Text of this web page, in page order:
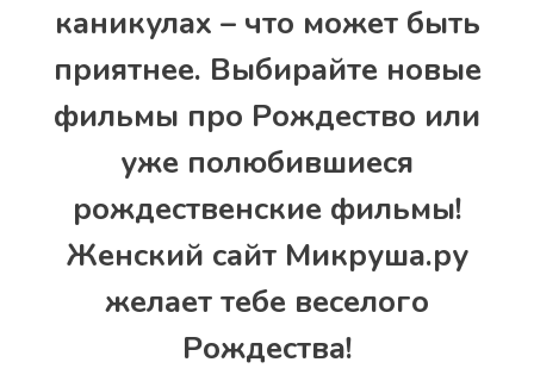
каникулах – что может быть
приятнее. Выбирайте новые
фильмы про Рождество или
уже полюбившиеся
рождественские фильмы!
Женский сайт Микруша.ру
желает тебе веселого
Рождества!